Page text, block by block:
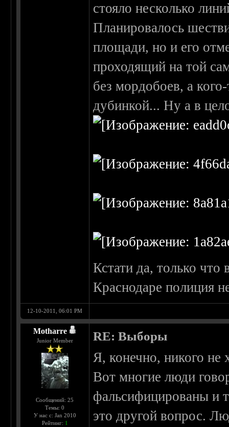
стояло несколько
Планировалось
площади, но и его
проходящий на той
без мордобоев, а
дубинкой... Ну а в
Кстати да, только
Краснодаре полиция
12-10-2011, 06:01 PM
Motharre
Junior Member
Сообщений: 25
Темы: 0
У нас с: Jan 2010
Рейтинг: 1
RE: Выборы
Я, конечно, никого не
Вот многие люди
фальсифицированы и
это другой вопрос.